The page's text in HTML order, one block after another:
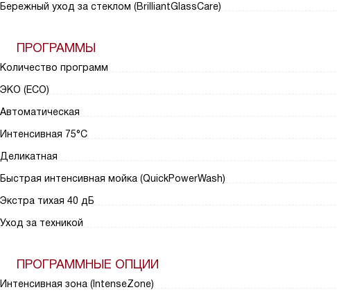
Бережный уход за стеклом (BrilliantGlassCare)
ПРОГРАММЫ
Количество программ
ЭКО (ECO)
Автоматическая
Интенсивная 75°С
Деликатная
Быстрая интенсивная мойка (QuickPowerWash)
Экстра тихая 40 дБ
Уход за техникой
ПРОГРАММНЫЕ ОПЦИИ
Интенсивная зона (IntenseZone)